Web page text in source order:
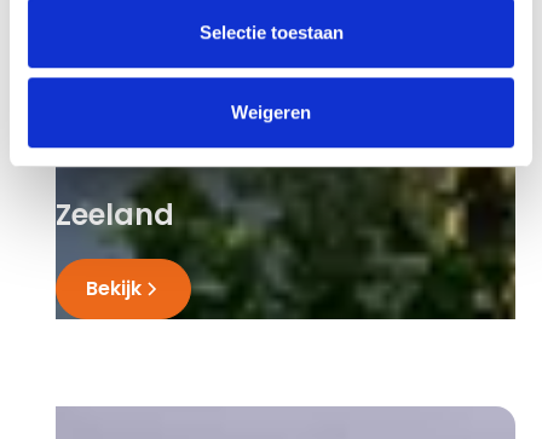
Selectie toestaan
Weigeren
Zeeland
Bekijk